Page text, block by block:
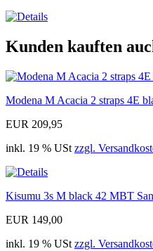
Kunden kauften
Modena M Acacia 2 straps 4E
EUR 209,95
inkl. 19 % USt zzgl.
Kisumu 3s M black 42 MBT
EUR 149,00
inkl. 19 % USt zzgl.